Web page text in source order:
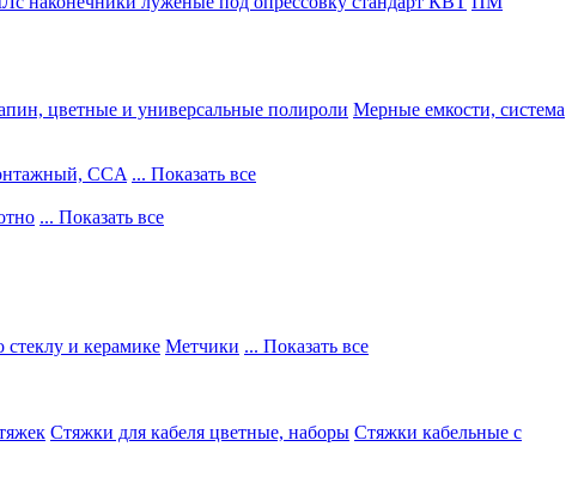
цветные и универсальные полироли Мерные емкости, система
CCA ... Показать все
... Показать все
стеклу и керамике Метчики ... Показать все
Стяжки для кабеля цветные, наборы Стяжки кабельные с